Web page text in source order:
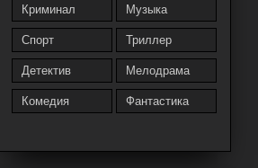
Криминал
Спорт
Детектив
Комедия
Музыка
Триллер
Мелодрама
Фантастика